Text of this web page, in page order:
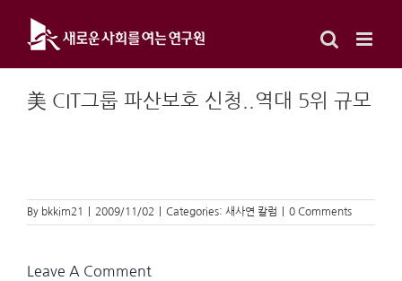
content
美 CIT그룹 파산보호 신청..역대 5위 규모
By bkkim21 2009/11/02 Categories: 새사연 칼럼 0 Comments
Leave A Comment